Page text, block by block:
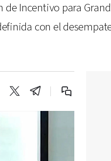
Incentivo para
con el